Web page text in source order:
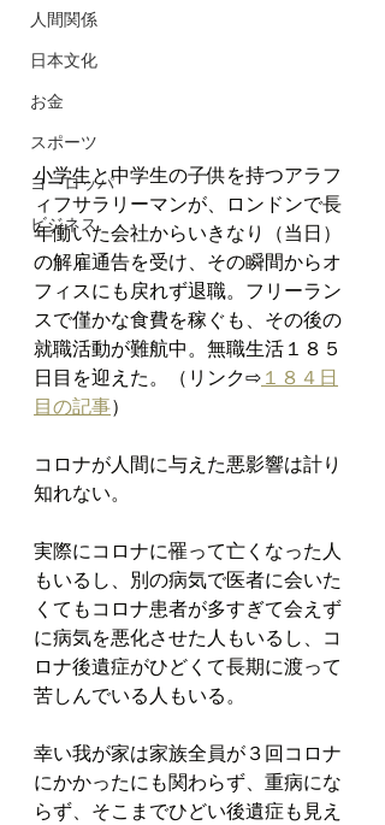
人間関係
日本文化
お金
スポーツ
ヨーロッパ
ビジネス
小学生と中学生の子供を持つアラフ
ィフサラリーマンが、ロンドンで長
年働いた会社からいきなり（当日）
の解雇通告を受け、その瞬間からオ
フィスにも戻れず退職。フリーラン
スで僅かな食費を稼ぐも、その後の
就職活動が難航中。無職生活１８５
日目を迎えた。（リンク⇨１８４日
目の記事）
コロナが人間に与えた悪影響は計り
知れない。
実際にコロナに罹って亡くなった人
もいるし、別の病気で医者に会いた
くてもコロナ患者が多すぎて会えず
に病気を悪化させた人もいるし、コ
ロナ後遺症がひどくて長期に渡って
苦しんでいる人もいる。
幸い我が家は家族全員が３回コロナ
にかかったにも関わらず、重病にな
らず、そこまでひどい後遺症も見え